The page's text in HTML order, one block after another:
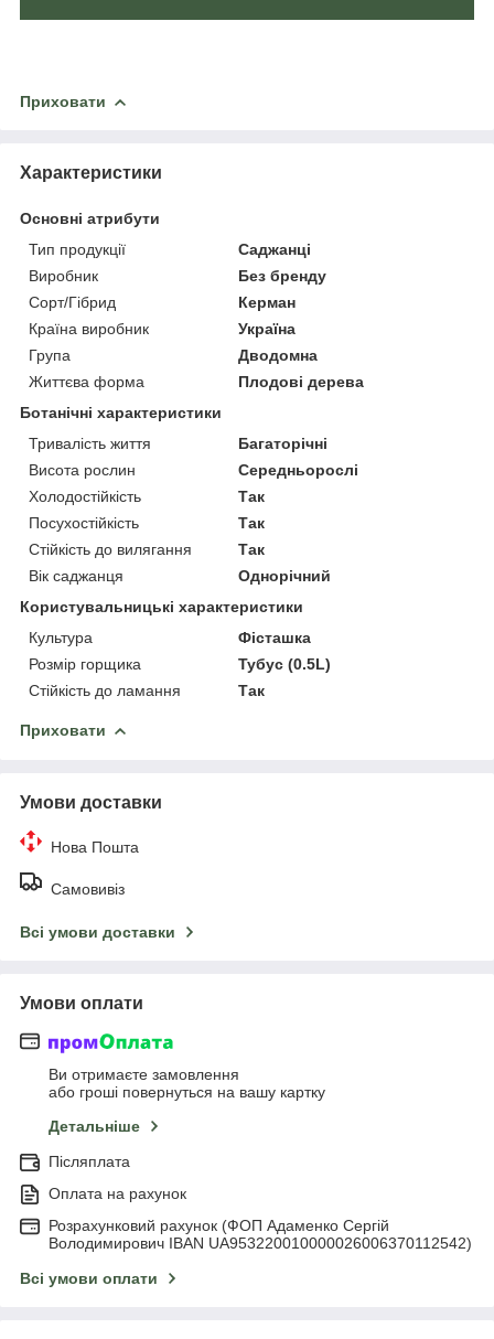
Приховати
Характеристики
Основні атрибути
Тип продукції
Саджанці
Виробник
Без бренду
Сорт/Гібрид
Керман
Країна виробник
Україна
Група
Дводомна
Життєва форма
Плодові дерева
Ботанічні характеристики
Тривалість життя
Багаторічні
Висота рослин
Середньорослі
Холодостійкість
Так
Посухостійкість
Так
Стійкість до вилягання
Так
Вік саджанця
Однорічний
Користувальницькі характеристики
Культура
Фісташка
Розмір горщика
Тубус (0.5L)
Стійкість до ламання
Так
Приховати
Умови доставки
Нова Пошта
Самовивіз
Всі умови доставки
Умови оплати
Ви отримаєте замовлення
або гроші повернуться на вашу картку
Детальніше
Післяплата
Оплата на рахунок
Розрахунковий рахунок (ФОП Адаменко Сергій
Володимирович IBAN UA953220010000026006370112542)
Всі умови оплати